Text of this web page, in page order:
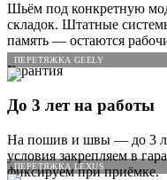
ПЕРЕТЯЖКА GEELY
ПЕРЕТЯЖКА LEXUS
Шьём под конкретную
складок. Штатные
память — остаются
Гарантия
До 3 лет на работы
На пошив и швы — до 3
условия закрепляем в
фиксируем при приёмке.